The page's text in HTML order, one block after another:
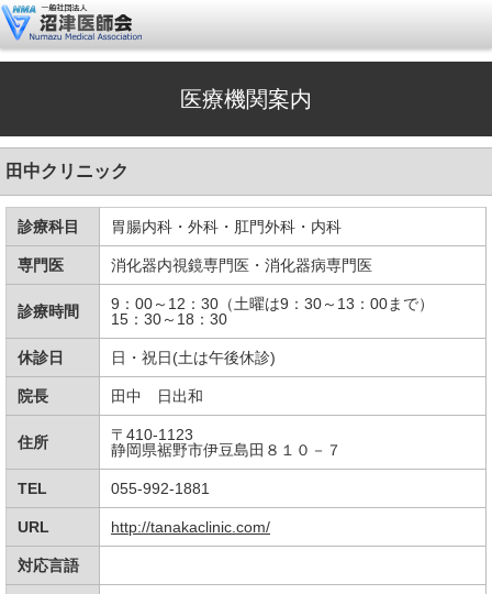
医療機関案内
田中クリニック
診療科目 胃腸内科・外科・肛門外科・内科
専門医 消化器内視鏡専門医・消化器病専門医
診療時間
9：00～12：30（土曜は9：30～13：00まで）
15：30～18：30
休診日 日・祝日(土は午後休診)
院長 田中 日出和
住所
〒410-1123
静岡県裾野市伊豆島田８１０－７
TEL 055-992-1881
URL http://tanakaclinic.com/
対応言語